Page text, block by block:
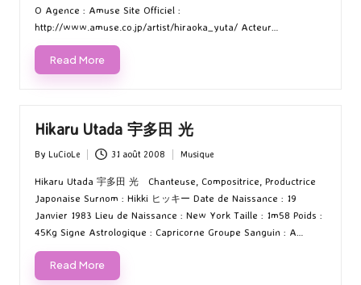
O Agence : Amuse Site Officiel :
http://www.amuse.co.jp/artist/hiraoka_yuta/ Acteur…
Read More
Hikaru Utada 宇多田 光
Posted
by
By LuCioLe 31 août 2008
Posted
in
Musique
Hikaru Utada 宇多田 光 Chanteuse, Compositrice, Productrice
Japonaise Surnom : Hikki ヒッキー Date de Naissance : 19
Janvier 1983 Lieu de Naissance : New York Taille : 1m58 Poids :
45Kg Signe Astrologique : Capricorne Groupe Sanguin : A…
Read More